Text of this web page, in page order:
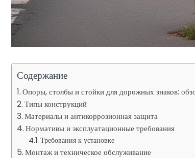
Содержание
Опоры, столбы и стойки для дорожных знаков:
Типы конструкций
Материалы и антикоррозионная защита
Нормативы и эксплуатационные требования
Требования к установке
Монтаж и техническое обслуживание